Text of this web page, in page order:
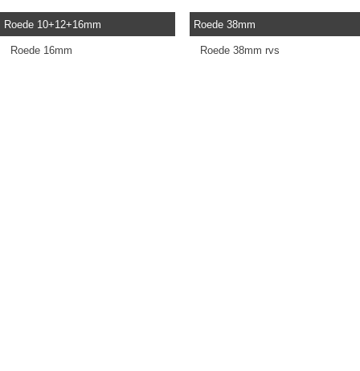
Roede 10+12+16mm
Roede 16mm
Roede 38mm
Roede 38mm rvs